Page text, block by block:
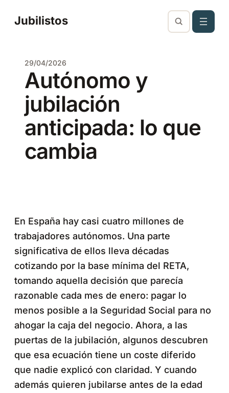
Jubilistos
29/04/2026
Autónomo y
jubilación
anticipada: lo que
cambia
En España hay casi cuatro millones de
trabajadores autónomos. Una parte
significativa de ellos lleva décadas
cotizando por la base mínima del RETA,
tomando aquella decisión que parecía
razonable cada mes de enero: pagar lo
menos posible a la Seguridad Social para no
ahogar la caja del negocio. Ahora, a las
puertas de la jubilación, algunos descubren
que esa ecuación tiene un coste diferido
que nadie explicó con claridad. Y cuando
además quieren jubilarse antes de la edad